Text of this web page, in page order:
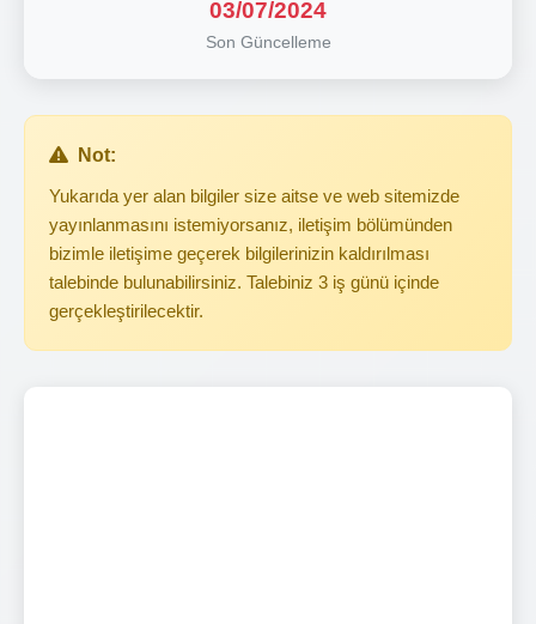
03/07/2024
Son Güncelleme
Not:
Yukarıda yer alan bilgiler size aitse ve web sitemizde
yayınlanmasını istemiyorsanız, iletişim bölümünden
bizimle iletişime geçerek bilgilerinizin kaldırılması
talebinde bulunabilirsiniz. Talebiniz 3 iş günü içinde
gerçekleştirilecektir.